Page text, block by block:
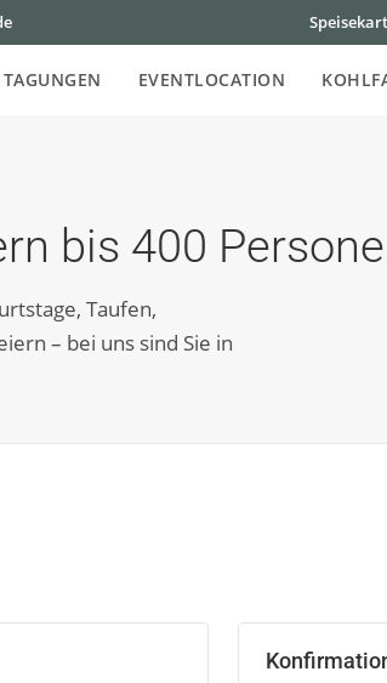
TAGUNGEN EVENTLOCATION
bis 400
Taufen,
– bei uns sind Sie in